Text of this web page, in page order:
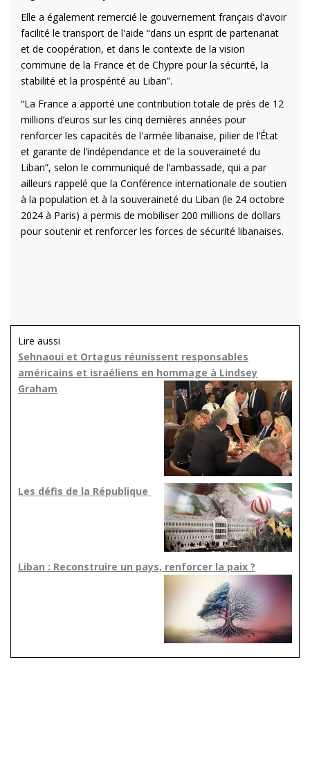
Elle a également remercié le gouvernement français d'avoir
facilité le transport de l'aide “dans un esprit de partenariat
et de coopération, et dans le contexte de la vision
commune de la France et de Chypre pour la sécurité, la
stabilité et la prospérité au Liban”.
“La France a apporté une contribution totale de près de 12
millions d’euros sur les cinq dernières années pour
renforcer les capacités de l'armée libanaise, pilier de l’État
et garante de l’indépendance et de la souveraineté du
Liban”, selon le communiqué de l’ambassade, qui a par
ailleurs rappelé que la Conférence internationale de soutien
à la population et à la souveraineté du Liban (le 24 octobre
2024 à Paris) a permis de mobiliser 200 millions de dollars
pour soutenir et renforcer les forces de sécurité libanaises.
Lire aussi
Sehnaoui et Ortagus réunissent responsables
américains et israéliens en hommage à Lindsey
Graham
Les défis de la République
Liban : Reconstruire un pays, renforcer la paix ?